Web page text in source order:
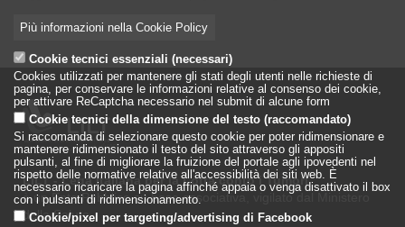
LILT - Lega Italiana per la Lotta conto i Tumori
è un Ente Pubblico su base associativa, vigilato dal Ministero
della Salute
Più informazioni nella Cookie Policy
Cookie tecnici essenziali (necessari)
Cookies utilizzati per mantenere gli stati degli utenti nelle richieste di
pagina, per conservare le informazioni relative al consenso dei cookie,
per attivare ReCaptcha necessario nel submit di alcune form
Cookie tecnici della dimensione del testo (raccomandato)
Si raccomanda di selezionare questo cookie per poter ridimensionare e
mantenere ridimensionato il testo del sito attraverso gli appositi
pulsanti, al fine di migliorare la fruizione del portale agli ipovedenti nel
rispetto delle normative relative all'accessibilità dei siti web. È
necessario ricaricare la pagina affinché appaia o venga disattivato il box
con i pulsanti di ridimensionamento.
Cookie/pixel per targeting/advertising di Facebook